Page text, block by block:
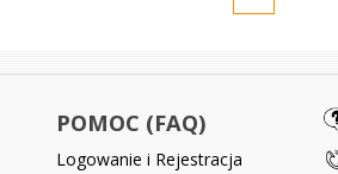
POMOC (FAQ)
Logowanie i Rejestracja